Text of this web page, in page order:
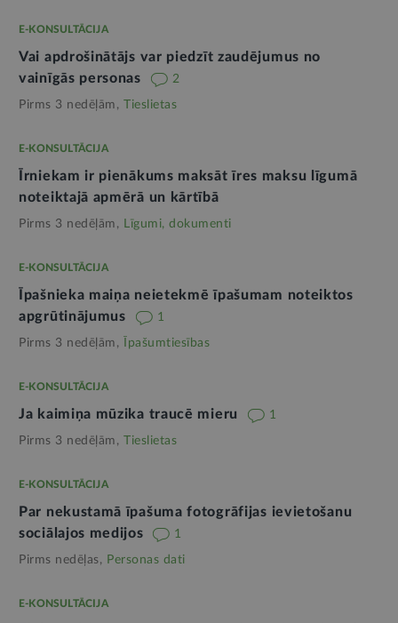
E-KONSULTĀCIJA
Vai apdrošinātājs var piedzīt zaudējumus no
vainīgās personas
2
Pirms 3 nedēļām, Tieslietas
E-KONSULTĀCIJA
Īrniekam ir pienākums maksāt īres maksu līgumā
noteiktajā apmērā un kārtībā
Pirms 3 nedēļām, Līgumi, dokumenti
E-KONSULTĀCIJA
Īpašnieka maiņa neietekmē īpašumam noteiktos
apgrūtinājumus
1
Pirms 3 nedēļām, Īpašumtiesības
E-KONSULTĀCIJA
Ja kaimiņa mūzika traucē mieru 1
Pirms 3 nedēļām, Tieslietas
E-KONSULTĀCIJA
Par nekustamā īpašuma fotogrāfijas ievietošanu
sociālajos medijos
1
Pirms nedēļas, Personas dati
E-KONSULTĀCIJA